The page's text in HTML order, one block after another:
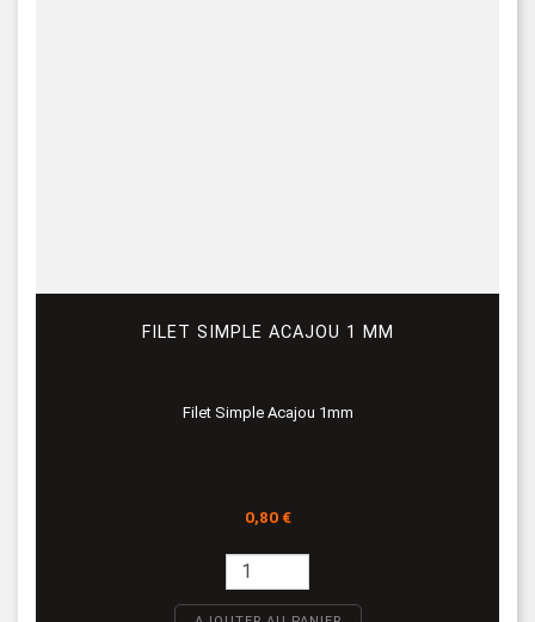
FILET SIMPLE ACAJOU 1 MM
Filet Simple Acajou 1mm
Prix
0,80 €